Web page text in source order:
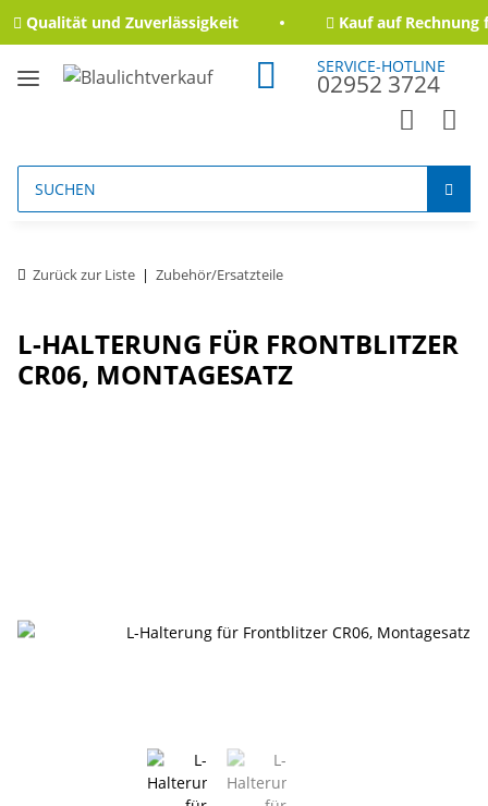
Qualität und Zuverlässigkeit Kauf auf Rechnung
SERVICE-HOTLINE
02952 3724
Zurück zur Liste Zubehör/Ersatzteile
L-HALTERUNG FÜR FRONTBLITZER
CR06, MONTAGESATZ